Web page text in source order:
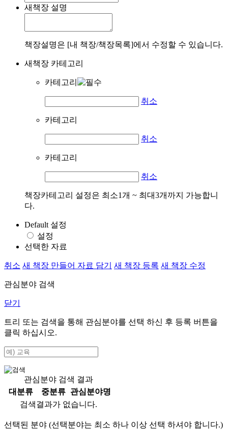
새책장 설명
책장설명은 [내 책장/책장목록]에서 수정할 수 있습니다.
새책장 카테고리
카테고리
취소
카테고리
취소
카테고리
취소
책장카테고리 설정은 최소1개 ~ 최대3개까지 가능합니
다.
Default 설정
설정
선택한 자료
취소 새 책장 만들어 자료 담기 새 책장 등록 새 책장 수정
관심분야 검색
닫기
트리 또는 검색을 통해 관심분야를 선택 하신 후 등록 버튼을
클릭 하십시오.
관심분야 검색 결과
대분류
중분류
관심분야명
검색결과가 없습니다.
선택된 분야 (선택분야는 최소 하나 이상 선택 하셔야 합니다.)